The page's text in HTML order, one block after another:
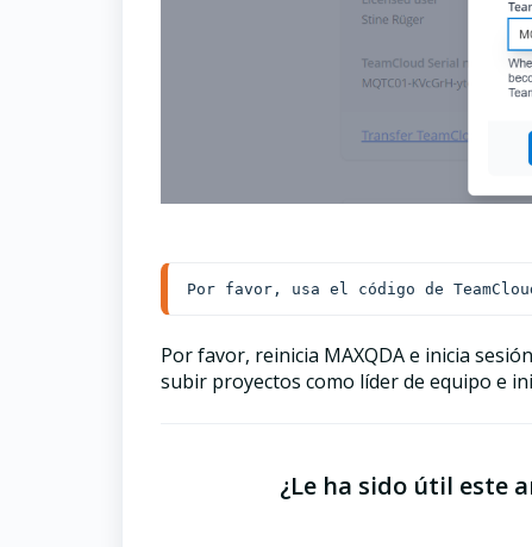
Por favor, usa el código de
Por favor, reinicia MAXQDA e inicia
subir proyectos como líder de equipo e
¿Le ha sido útil este